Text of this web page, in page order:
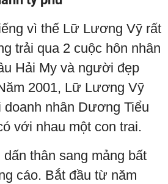
vì thế Lữ Lương Vỹ rất
trải qua 2 cuộc hôn nhân
Hải My và người đẹp
2001, Lữ Lương Vỹ
nhân Dương Tiểu
với nhau một con trai.
thân sang mảng bất
cáo. Bắt đầu từ năm